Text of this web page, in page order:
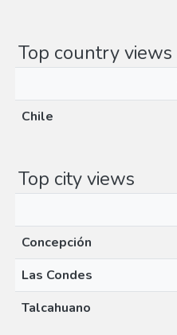
Top country views
Chile
Top city views
Concepción
Las Condes
Talcahuano